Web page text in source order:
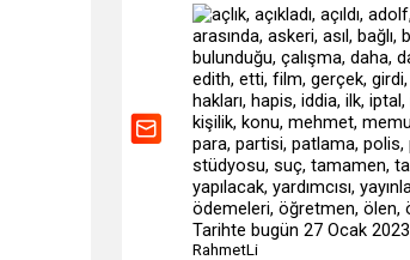
Tarihte bugün 27 Ocak 2023
RahmetLi